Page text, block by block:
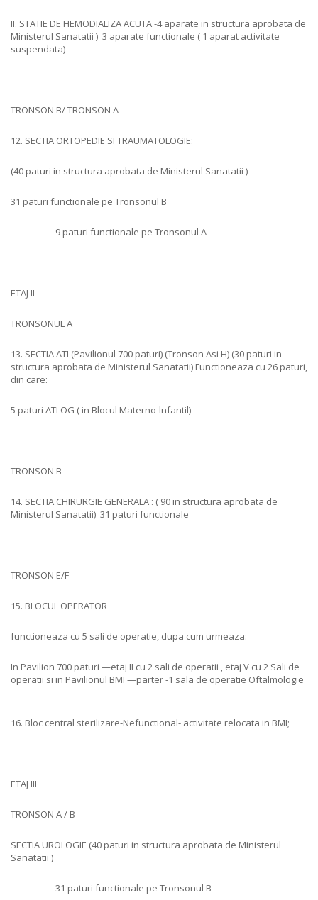
II. STATIE DE HEMODIALIZA ACUTA -4 aparate in structura aprobata de
Ministerul Sanatatii ) 3 aparate functionale ( 1 aparat activitate
suspendata)
TRONSON B/ TRONSON A
12. SECTIA ORTOPEDIE SI TRAUMATOLOGIE:
(40 paturi in structura aprobata de Ministerul Sanatatii )
31 paturi functionale pe Tronsonul B
9 paturi functionale pe Tronsonul A
ETAJ II
TRONSONUL A
13. SECTIA ATI (Pavilionul 700 paturi) (Tronson Asi H) (30 paturi in
structura aprobata de Ministerul Sanatatii) Functioneaza cu 26 paturi,
din care:
5 paturi ATI OG ( in Blocul Materno-lnfantil)
TRONSON B
14. SECTIA CHIRURGIE GENERALA : ( 90 in structura aprobata de
Ministerul Sanatatii) 31 paturi functionale
TRONSON E/F
15. BLOCUL OPERATOR
functioneaza cu 5 sali de operatie, dupa cum urmeaza:
In Pavilion 700 paturi —etaj II cu 2 sali de operatii , etaj V cu 2 Sali de
operatii si in Pavilionul BMI —parter -1 sala de operatie Oftalmologie
16. Bloc central sterilizare-Nefunctional- activitate relocata in BMI;
ETAJ III
TRONSON A / B
SECTIA UROLOGIE (40 paturi in structura aprobata de Ministerul
Sanatatii )
31 paturi functionale pe Tronsonul B